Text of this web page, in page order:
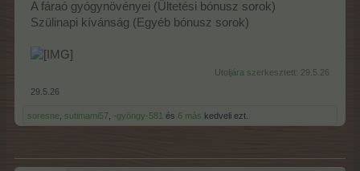
A fáraó gyógynövényei (Ültetési bónusz sorok)
Szülinapi kívánság (Egyéb bónusz sorok)
Utoljára szerkesztett: 29.5.26
29.5.26
soresne sutimami57 -gyöngy-581 és 6 más kedveli ezt.